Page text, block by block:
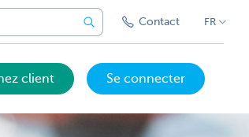
Contact FR
client Se connecter